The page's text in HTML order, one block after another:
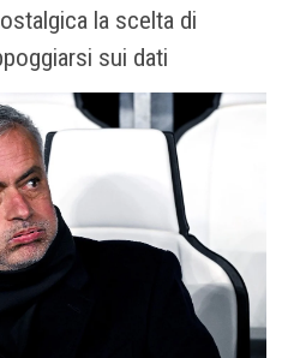
la scelta di
sui dati